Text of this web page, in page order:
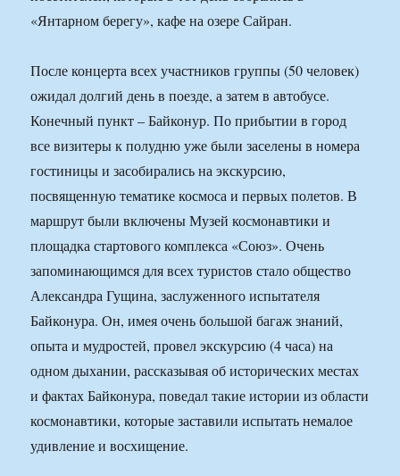
«Янтарном берегу», кафе на озере Сайран.
После концерта всех участников группы (50 человек)
ожидал долгий день в поезде, а затем в автобусе.
Конечный пункт – Байконур. По прибытии в город
все визитеры к полудню уже были заселены в номера
гостиницы и засобирались на экскурсию,
посвященную тематике космоса и первых полетов. В
маршрут были включены Музей космонавтики и
площадка стартового комплекса «Союз». Очень
запоминающимся для всех туристов стало общество
Александра Гущина, заслуженного испытателя
Байконура. Он, имея очень большой багаж знаний,
опыта и мудростей, провел экскурсию (4 часа) на
одном дыхании, рассказывая об исторических местах
и фактах Байконура, поведал такие истории из области
космонавтики, которые заставили испытать немалое
удивление и восхищение.